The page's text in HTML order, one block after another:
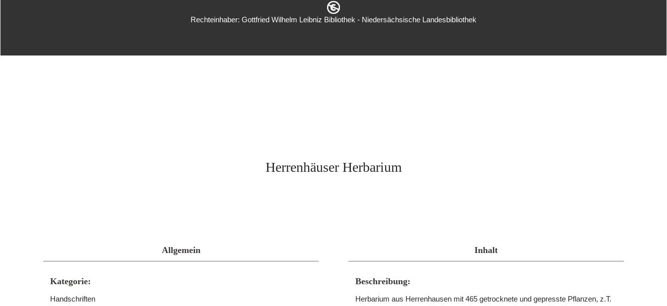
Rechteinhaber: Gottfried Wilhelm Leibniz Bibliothek - Niedersächsische Landesbibliothek
Herrenhäuser Herbarium
Allgemein
Kategorie:
Handschriften
Inhalt
Beschreibung:
Herbarium aus Herrenhausen mit 465 getrocknete und gepresste Pflanzen, z.T.